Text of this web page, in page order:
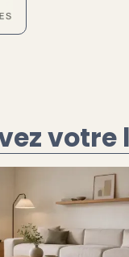
votre